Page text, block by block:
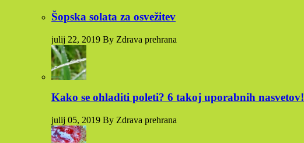
Šopska solata za osvežitev
julij 22, 2019 By Zdrava prehrana
Kako se ohladiti poleti? 6 takoj uporabnih nasvetov!
julij 05, 2019 By Zdrava prehrana